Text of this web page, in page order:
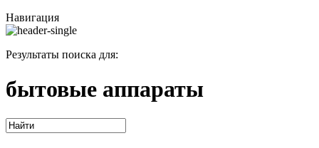
Навигация
Результаты поиска для:
бытовые аппараты